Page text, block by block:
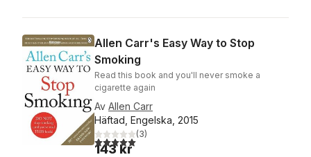
Allen Carr's Easy Way to Stop
Smoking
Read this book and you'll never smoke a
cigarette again
Av Allen Carr
Häftad, Engelska, 2015
5,0utav 5 stjärnor. Totalt antal röster:
(3)
143 kr